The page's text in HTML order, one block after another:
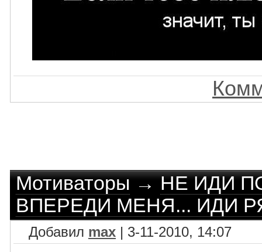
Мотиваторы→НЕ ИДИ
ВПЕРЕДИ МЕНЯ... ИДИ
Добавил max | 3-11-2010, 14:07